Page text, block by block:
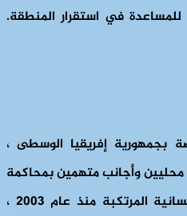
للمساعدة في استقرار المنطقة.
بجمهورية إفريقيا الوسطى ،
وأجانب متهمين بمحاكمة
جرائم الحرب والجرائم ضد الإنسانية المرتكبة منذ عام 2003 ،